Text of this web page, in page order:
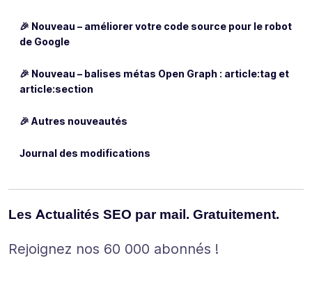
🎉 Nouveau – améliorer votre code source pour le robot
de Google
🎉 Nouveau – balises métas Open Graph : article:tag et
article:section
🎉 Autres nouveautés
Journal des modifications
Les Actualités SEO par mail. Gratuitement.
Rejoignez nos 60 000 abonnés !